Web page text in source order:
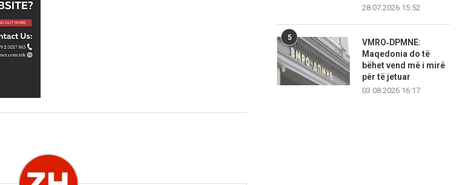
28.07.2026 15:52
5
VMRO‑DPMNE:
Maqedonia do të
bëhet vend më i mirë
për të jetuar
03.08.2026 16:17